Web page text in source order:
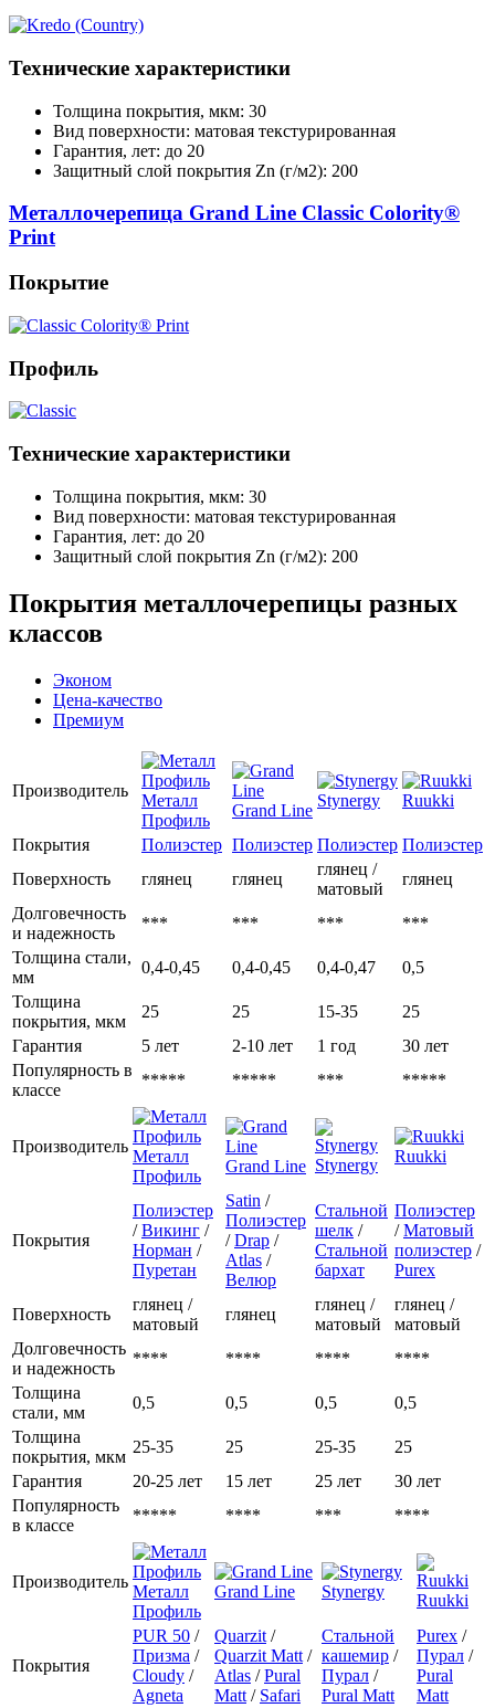
Технические характеристики
Толщина покрытия, мкм: 30
Вид поверхности: матовая текстурированная
Гарантия, лет: до 20
Защитный слой покрытия Zn (г/м2): 200
Металлочерепица Grand Line Classic Colority®
Print
Покрытие
Профиль
Технические характеристики
Толщина покрытия, мкм: 30
Вид поверхности: матовая текстурированная
Гарантия, лет: до 20
Защитный слой покрытия Zn (г/м2): 200
Покрытия металлочерепицы разных
классов
Эконом
Цена-качество
Премиум
Производитель
Металл
Профиль
Grand Line
Stynergy Ruukki
Покрытия Полиэстер Полиэстер Полиэстер Полиэстер
Поверхность
глянец глянец
глянец /
матовый
глянец
Долговечность
и надежность
*** *** ***
***
Толщина стали,
мм
0,4-0,45 0,4-0,45 0,4-0,47
0,5
Толщина
покрытия, мкм
25 25 15-35
25
Гарантия
5 лет 2-10 лет 1 год
30 лет
Популярность в
классе
***** ***** *** *****
Производитель
Металл
Профиль
Grand Line Stynergy Ruukki
Покрытия
Полиэстер
/Викинг /
Норман /
Пуретан
Satin /
Полиэстер
/Drap /
Atlas /
Велюр
Стальной
шелк /
Стальной
бархат
Полиэстер
/Матовый
полиэстер /
Purex
Поверхность
глянец /
матовый
глянец
глянец /
матовый
глянец /
матовый
Долговечность
и надежность
**** **** ****
****
Толщина
стали, мм
0,5 0,5 0,5
0,5
Толщина
покрытия, мкм
25-35 25 25-35
25
Гарантия
20-25 лет 15 лет 25 лет
30 лет
Популярность
в классе
***** **** *** ****
Производитель
Металл
Профиль
Grand Line Stynergy Ruukki
Покрытия
PUR 50 /
Призма /
Cloudy /
Agneta
Quarzit /
Quarzit Matt /
Atlas /Pural
Matt / Safari
Стальной
кашемир /
Пурал /
Pural Matt
Purex /
Пурал /
Pural
Matt